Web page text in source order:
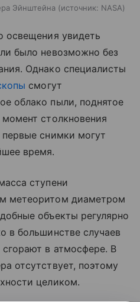
Эйнштейна источник: NASA
освещения увидеть
было невозможно без
Однако специалисты
смогут
облако пыли, поднятое
столкновения
первые снимки могут
время.
ступени
метеоритом диаметром
объекты регулярно
в большинстве случаев
в атмосфере. В
отсутствует, поэтому
целиком.